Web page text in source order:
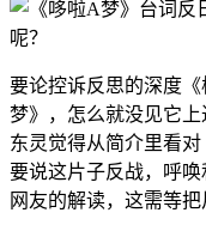
要论控诉反思的深度
梦》，怎么就没见它上
东灵觉得从简介里看对
要说这片子反战，呼
网友的解读，这需等把